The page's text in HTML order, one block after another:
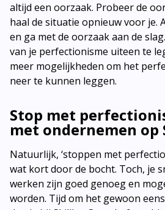
altijd een oorzaak. Probeer de
haal de situatie opnieuw voor je.
en ga met de oorzaak aan de
van je perfectionisme uiteen te
meer mogelijkheden om het
neer te kunnen leggen.
Stop met
met ondernemen op
Natuurlijk, ‘stoppen met
wat kort door de bocht. Toch, je
werken zijn goed genoeg en
worden. Tijd om het gewoon